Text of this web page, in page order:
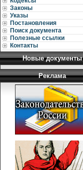
Законы
Указы
Постановления
Поиск документа
Полезные ссылки
Контакты
Новые документы
Реклама